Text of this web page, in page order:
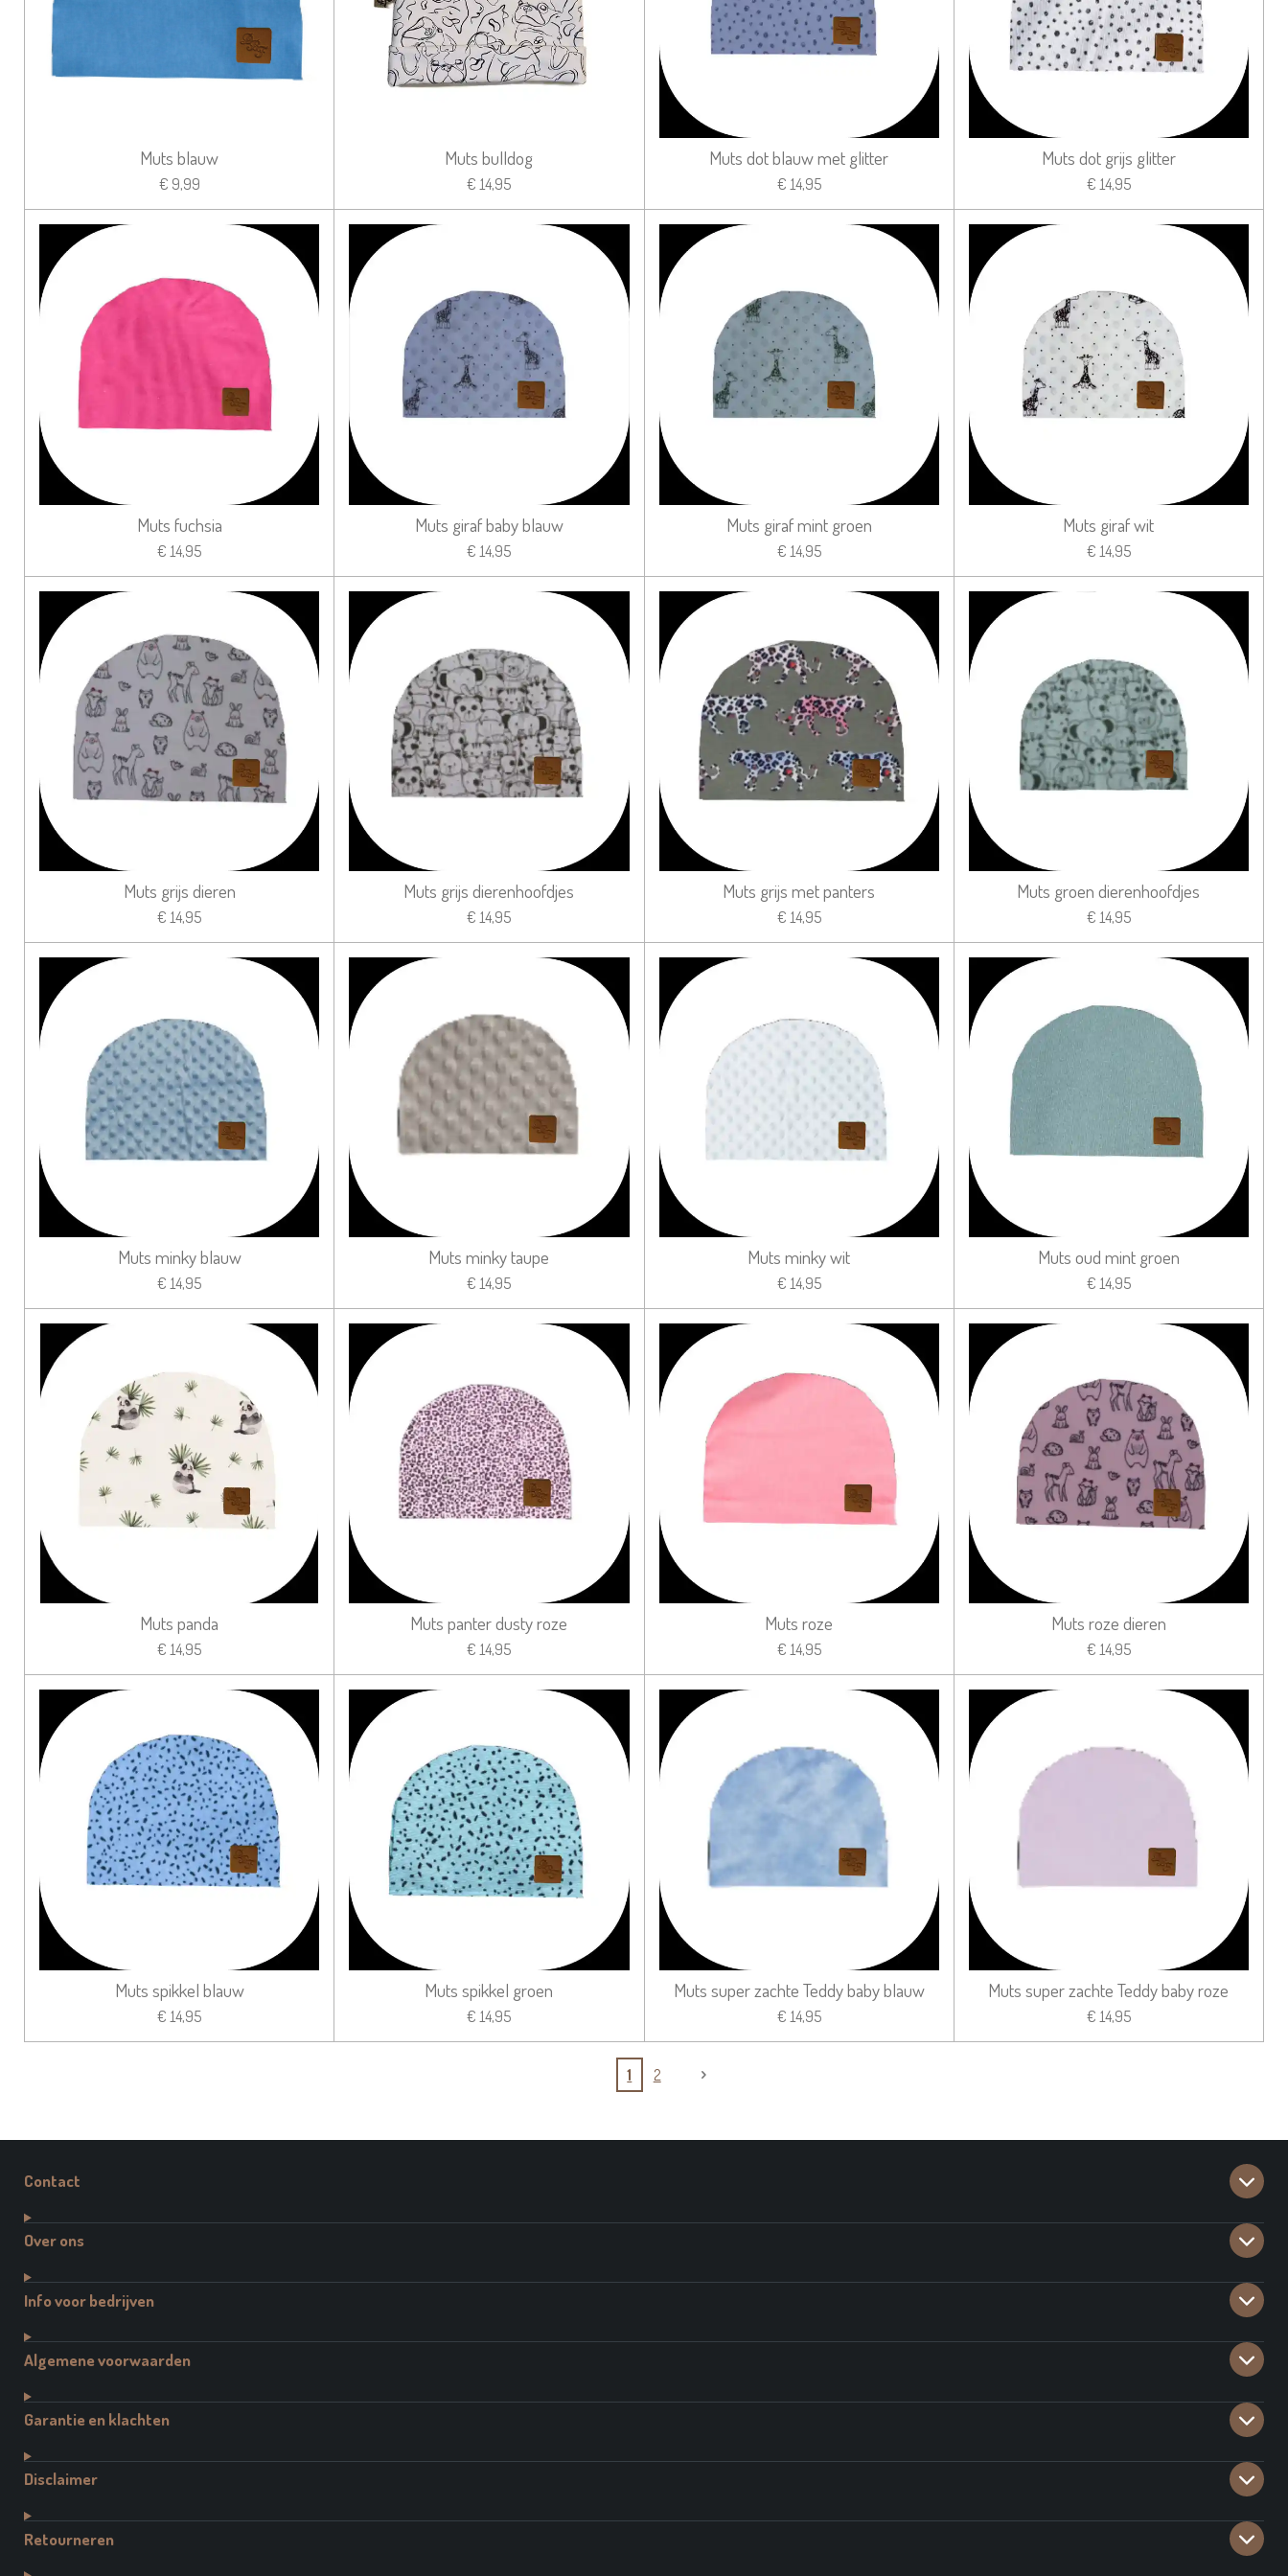
Muts blauw
€ 9,99
Muts bulldog
€ 14,95
Muts dot blauw met glitter
€ 14,95
Muts dot grijs glitter
€ 14,95
Muts fuchsia
€ 14,95
Muts giraf baby blauw
€ 14,95
Muts giraf mint groen
€ 14,95
Muts giraf wit
€ 14,95
Muts grijs dieren
€ 14,95
Muts grijs dierenhoofdjes
€ 14,95
Muts grijs met panters
€ 14,95
Muts groen dierenhoofdjes
€ 14,95
Muts minky blauw
€ 14,95
Muts minky taupe
€ 14,95
Muts minky wit
€ 14,95
Muts oud mint groen
€ 14,95
Muts panda
€ 14,95
Muts panter dusty roze
€ 14,95
Muts roze
€ 14,95
Muts roze dieren
€ 14,95
Muts spikkel blauw
€ 14,95
Muts spikkel groen
€ 14,95
Muts super zachte Teddy baby blauw
€ 14,95
Muts super zachte Teddy baby roze
€ 14,95
1 2
Contact
Over ons
Info voor bedrijven
Algemene voorwaarden
Garantie en klachten
Disclaimer
Retourneren